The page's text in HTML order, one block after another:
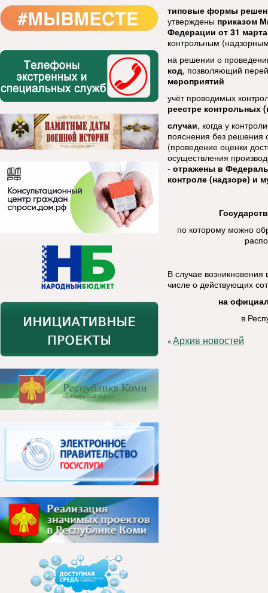
типовые формы
утверждены приказом
Федерации от 31
контрольным
на решении о
код, позволяющий
мероприятий
учёт проводимых
реестре контрольных
случаи, когда у
пояснения без решения
(проведение оценки
осуществления
- отражены в
контроле (надзоре) и
по которому можно
В случае
числе о действующих
на
в
«Архив новостей